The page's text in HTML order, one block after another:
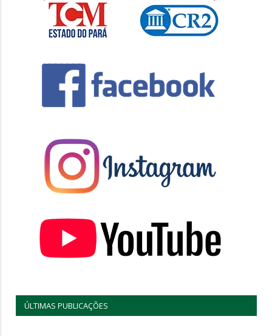
ÚLTIMAS PUBLICAÇÕES